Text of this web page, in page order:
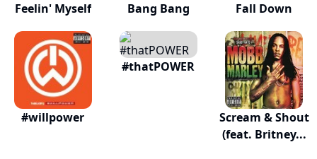
Feelin' Myself Bang Bang Fall Down
#willpower
#thatPOWER
Scream & Shout
(feat. Britney...